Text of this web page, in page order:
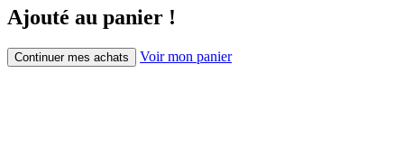
Ajouté au panier !
Continuer mes achats Voir mon panier